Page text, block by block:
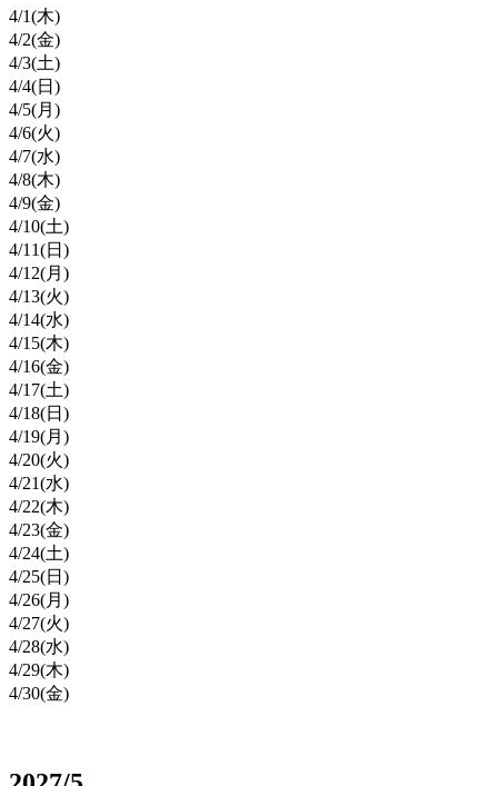
4/1(木)
4/2(金)
4/3(土)
4/4(日)
4/5(月)
4/6(火)
4/7(水)
4/8(木)
4/9(金)
4/10(土)
4/11(日)
4/12(月)
4/13(火)
4/14(水)
4/15(木)
4/16(金)
4/17(土)
4/18(日)
4/19(月)
4/20(火)
4/21(水)
4/22(木)
4/23(金)
4/24(土)
4/25(日)
4/26(月)
4/27(火)
4/28(水)
4/29(木)
4/30(金)